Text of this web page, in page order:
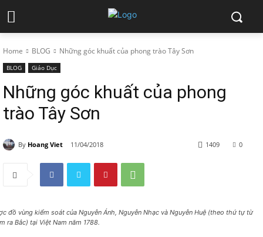
Home BLOG Những góc khuất của phong trào Tây Sơn
BLOG Giáo Dục
Những góc khuất của phong
trào Tây Sơn
By Hoang Viet 11/04/2018 0
1409
đồ vùng kiểm soát của Nguyễn Ánh, Nguyễn Nhạc và Nguyễn Huệ (theo thứ tự từ
ra Bắc) tại Việt Nam năm 1788.